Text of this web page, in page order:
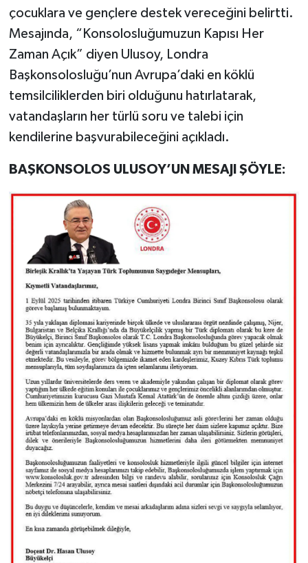
çocuklara ve gençlere destek vereceğini belirtti.
Mesajında, “Konsolosluğumuzun Kapısı Her
Zaman Açık” diyen Ulusoy, Londra
Başkonsolosluğu’nun Avrupa’daki en köklü
temsilciliklerden biri olduğunu hatırlatarak,
vatandaşların her türlü soru ve talebi için
kendilerine başvurabileceğini açıkladı.
BAŞKONSOLOS ULUSOY’UN MESAJI ŞÖYLE: